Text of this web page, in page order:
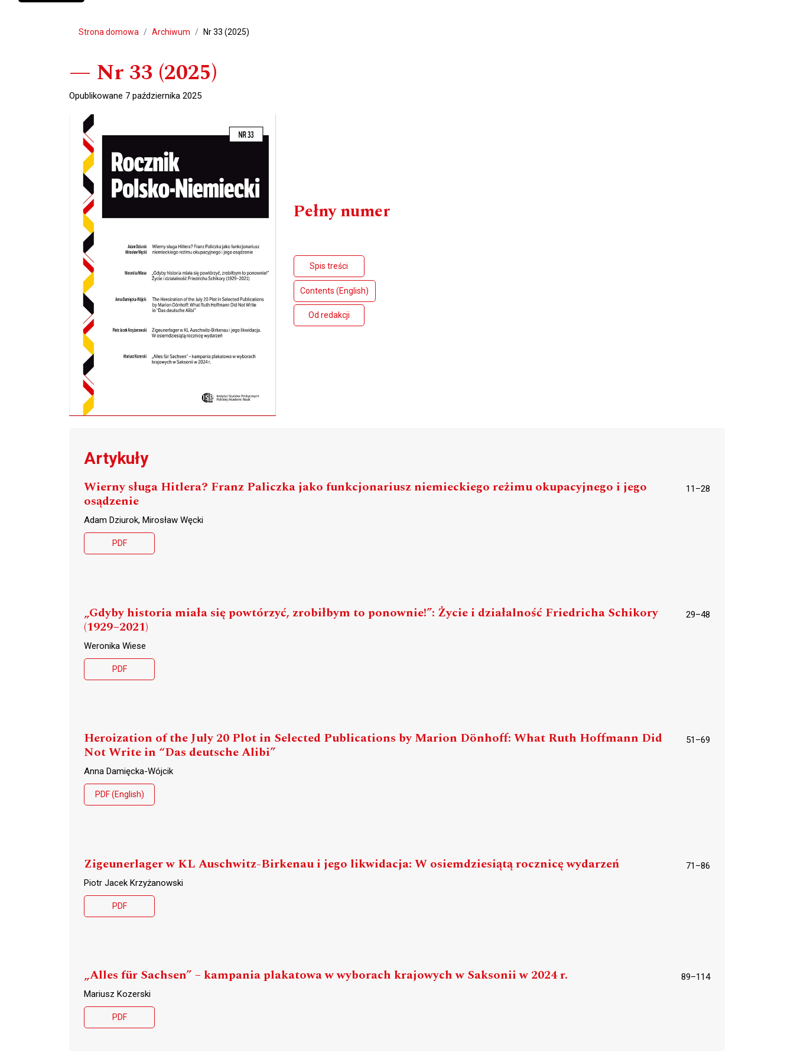
Strona domowa Archiwum Nr 33 (2025)
Nr 33 (2025)
Opublikowane 7 października 2025
Pełny numer
Spis treści
Contents (English)
Od redakcji
Artykuły
Wierny sługa Hitlera? Franz Paliczka jako funkcjonariusz niemieckiego reżimu okupacyjnego i jego
osądzenie
11–28
Adam Dziurok, Mirosław Węcki
PDF
„Gdyby historia miała się powtórzyć, zrobiłbym to ponownie!”: Życie i działalność Friedricha Schikory
(1929−2021)
29–48
Weronika Wiese
PDF
Heroization of the July 20 Plot in Selected Publications by Marion Dönhoff: What Ruth Hoffmann Did
Not Write in “Das deutsche Alibi”
51–69
Anna Damięcka-Wójcik
PDF (English)
Zigeunerlager w KL Auschwitz-Birkenau i jego likwidacja: W osiemdziesiątą rocznicę wydarzeń
71–86
Piotr Jacek Krzyżanowski
PDF
„Alles für Sachsen” – kampania plakatowa w wyborach krajowych w Saksonii w 2024 r.
89–114
Mariusz Kozerski
PDF